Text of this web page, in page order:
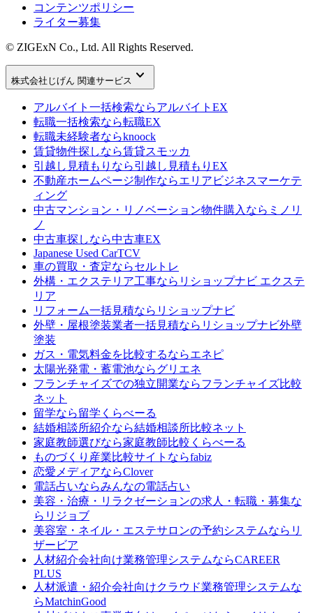
コンテンツポリシー
ライター募集
© ZIGExN Co., Ltd. All Rights Reserved.
株式会社じげん 関連サービス keyboard_arrow_down
アルバイト一括検索ならアルバイトEX
転職一括検索なら転職EX
転職未経験者ならknoock
賃貸物件探しなら賃貸スモッカ
引越し見積もりなら引越し見積もりEX
不動産ホームページ制作ならエリアビジネスマーケテ
ィング
中古マンション・リノベーション物件購入なら ミノリ
ノ
中古車探しなら中古車EX
Japanese Used CarTCV
車の買取・査定ならセルトレ
外構・エクステリア工事なら リショップナビ エクステ
リア
リフォーム一括見積なら リショップナビ
外壁・屋根塗装業者一括見積なら リショップナビ外壁
塗装
ガス・電気料金を比較するならエネピ
太陽光発電・蓄電池ならグリエネ
フランチャイズでの独立開業ならフランチャイズ比較
ネット
留学なら留学くらべーる
結婚相談所紹介なら結婚相談所比較ネット
家庭教師選びなら家庭教師比較くらべーる
ものづくり産業比較サイトならfabiz
恋愛メディアならClover
電話占いならみんなの電話占い
美容・治療・リラクゼーションの求人・転職・募集な
ら リジョブ
美容室・ネイル・エステサロンの予約システムなら リ
ザービア
人材紹介会社向け業務管理システムならCAREER
PLUS
人材派遣・紹介会社向けクラウド業務管理システムな
らMatchinGood